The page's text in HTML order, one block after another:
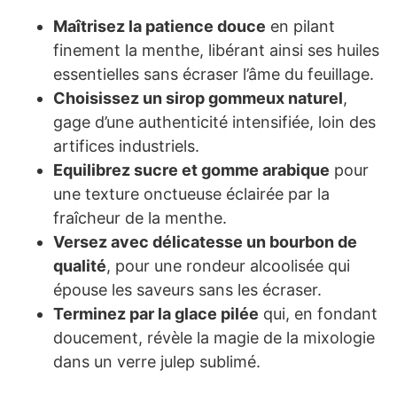
Maîtrisez la patience douce en pilant
finement la menthe, libérant ainsi ses huiles
essentielles sans écraser l’âme du feuillage.
Choisissez un sirop gommeux naturel,
gage d’une authenticité intensifiée, loin des
artifices industriels.
Equilibrez sucre et gomme arabique pour
une texture onctueuse éclairée par la
fraîcheur de la menthe.
Versez avec délicatesse un bourbon de
qualité, pour une rondeur alcoolisée qui
épouse les saveurs sans les écraser.
Terminez par la glace pilée qui, en fondant
doucement, révèle la magie de la mixologie
dans un verre julep sublimé.